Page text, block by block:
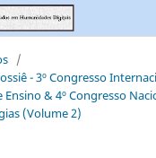
/
- 3º Congresso
Ensino & 4º Congresso
(Volume 2)